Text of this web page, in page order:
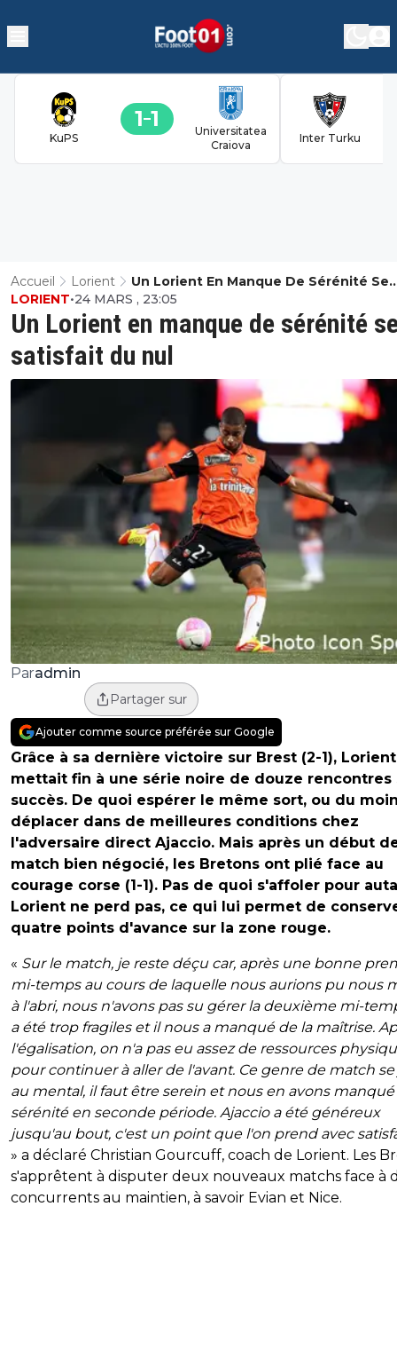
KuPS
1 1
Universitatea
Craiova
Inter Turku
Accueil Lorient
Un Lorient En Manque De Sérénité Se
Satisfait Du Nul
Un Lorient en manque de sérénité
satisfait du nul
LORIENT•24 MARS , 23:05
Paradmin
Partager sur
Ajouter comme source préférée sur Google
Grâce à sa dernière victoire sur Brest (2-1), Lorient
mettait fin à une série noire de douze rencontres
succès. De quoi espérer le même sort, ou du
déplacer dans de meilleures conditions chez
l'adversaire direct Ajaccio. Mais après un début
match bien négocié, les Bretons ont plié face au
courage corse (1-1). Pas de quoi s'affoler pour
Lorient ne perd pas, ce qui lui permet de
quatre points d'avance sur la zone rouge.
« Sur le match, je reste déçu car, après une bonne
mi-temps au cours de laquelle nous aurions pu nous
à l'abri, nous n'avons pas su gérer la deuxième mi-
a été trop fragiles et il nous a manqué de la maîtrise.
l'égalisation, on n'a pas eu assez de ressources
pour continuer à aller de l'avant. Ce genre de match
au mental, il faut être serein et nous en avons
sérénité en seconde période. Ajaccio a été généreux
jusqu'au bout, c'est un point que l'on prend avec
» a déclaré Christian Gourcuff, coach de Lorient. Les
s'apprêtent à disputer deux nouveaux matchs face à
concurrents au maintien, à savoir Evian et Nice.